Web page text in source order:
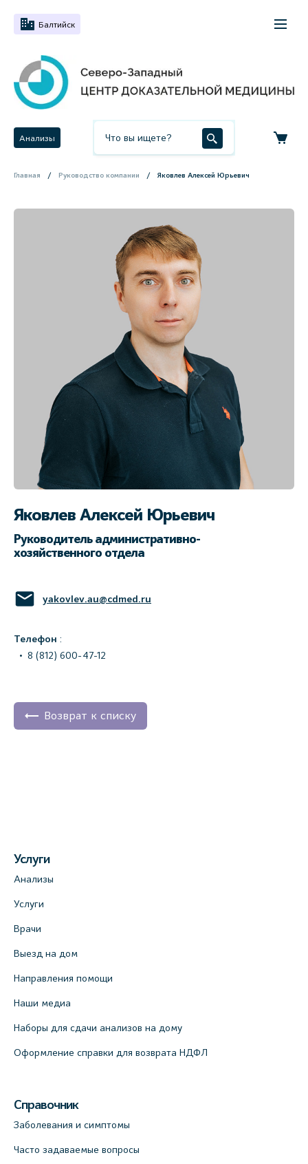
Балтийск
Анализы
Главная Руководство компании Яковлев Алексей Юрьевич
Яковлев Алексей Юрьевич
Руководитель административно-
хозяйственного отдела
yakovlev.au@cdmed.ru
Телефон :
8 (812) 600-47-12
Возврат к списку
Услуги
Анализы
Услуги
Врачи
Выезд на дом
Направления помощи
Наши медиа
Наборы для сдачи анализов на дому
Оформление справки для возврата НДФЛ
Справочник
Заболевания и симптомы
Часто задаваемые вопросы